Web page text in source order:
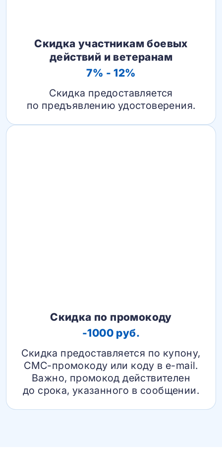
Скидка участникам боевых
действий и ветеранам
7% - 12%
Скидка предоставляется
по предъявлению удостоверения.
Скидка по промокоду
-1000 руб.
Скидка предоставляется по купону,
СМС-промокоду или коду в e-mail.
Важно, промокод действителен
до срока, указанного в сообщении.